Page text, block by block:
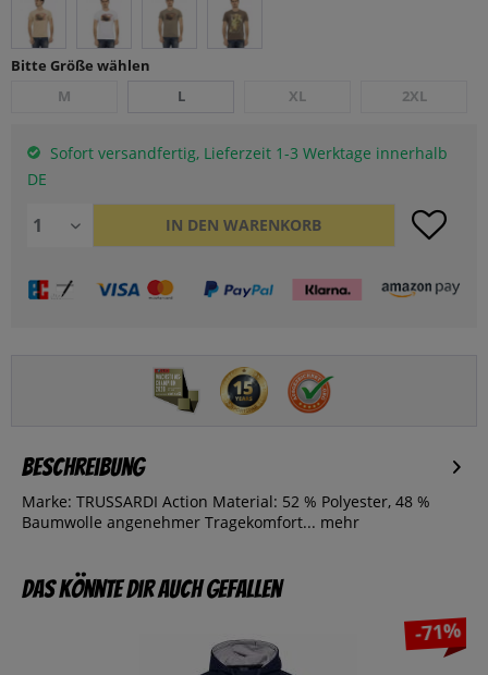
Bitte Größe wählen
M
L XL 2XL
Sofort versandfertig, Lieferzeit 1-3 Werktage innerhalb
DE
IN DEN WARENKORB
Beschreibung
Marke: TRUSSARDI Action Material: 52 % Polyester, 48 %
Baumwolle angenehmer Tragekomfort... mehr
Das könnte dir auch gefallen
-71%